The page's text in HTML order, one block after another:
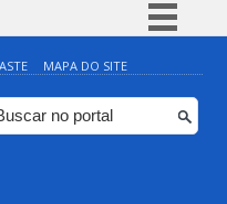
Simplifique!
Comunica BR
Participe
MAPA DO SITE